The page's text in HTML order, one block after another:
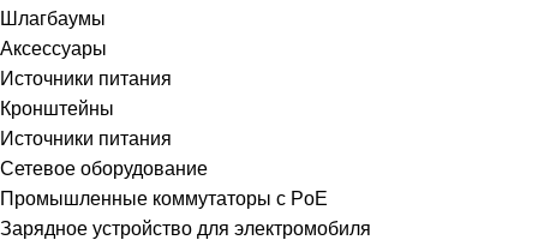
Шлагбаумы
Аксессуары
Источники питания
Кронштейны
Источники питания
Сетевое оборудование
Промышленные коммутаторы с PoE
Зарядное устройство для электромобиля